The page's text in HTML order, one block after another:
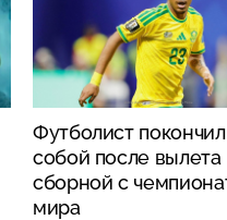
Футболист
собой после вылета
сборной с
мира